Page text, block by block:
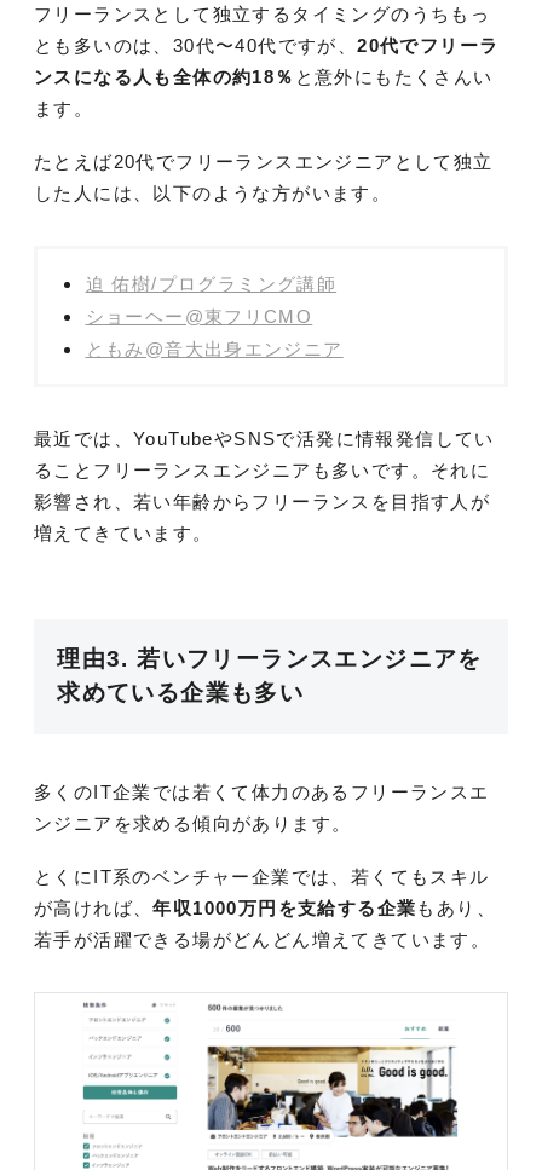
フリーランスとして独立するタイミングのうちもっ
とも多いのは、30代〜40代ですが、20代でフリーラ
ンスになる人も全体の約18％ と意外にもたくさんい
ます。
たとえば20代でフリーランスエンジニアとして独立
した人には、以下のような方がいます。
迫 佑樹/プログラミング講師
ショーヘー@東フリCMO
ともみ@音大出身エンジニア
最近では、YouTubeやSNSで活発に情報発信してい
ることフリーランスエンジニアも多いです。それに
影響され、若い年齢からフリーランスを目指す人が
増えてきています。
理由3. 若いフリーランスエンジニアを
求めている企業も多い
多くのIT企業では若くて体力のあるフリーランスエ
ンジニアを求める傾向があります。
とくにIT系のベンチャー企業では、若くてもスキル
が高ければ、年収1000万円を支給する企業 もあり、
若手が活躍できる場がどんどん増えてきています。